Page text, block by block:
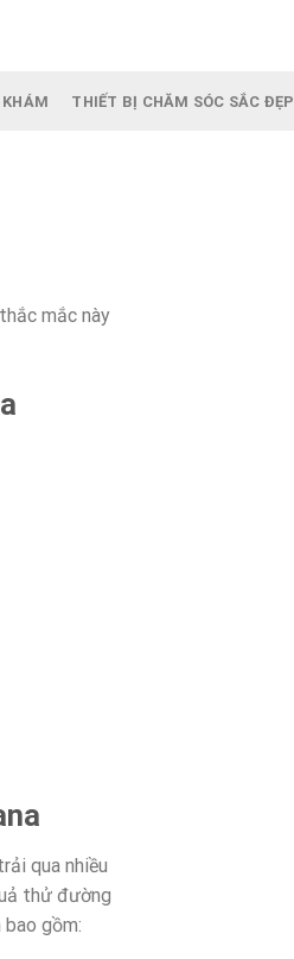
KHÁM THIẾT BỊ CHĂM SÓC SẮC ĐẸP
mắc này
qua nhiều
thử đường
gồm: